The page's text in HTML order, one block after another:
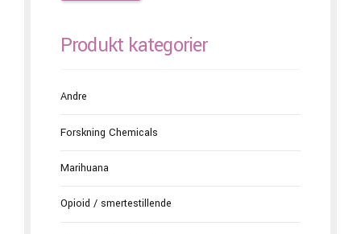
Produkt kategorier
Andre
Forskning Chemicals
Marihuana
Opioid / smertestillende